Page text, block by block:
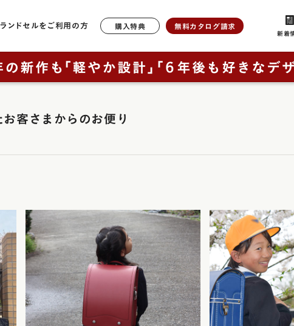
状や軽さで選ぶ
ューブ型
革（1,360g前後）
ードバン（1,480g前後）
モデルから選ぶ
ニュー・アンティーク
ブラウニー
リベルタ・クラシック
レイブラック
レイブラック・スペシャル
ラフィーネ
トゥインクル・ハート
フィオーレ・コスモス
ドセル選びのご案内
ランドセルをご利用の方
6年間無料修理・サポート
特典について
購入特典 無料カタログ請求
新着
年中さん向
覧
関連グッズ
鞄工房山本のランドセル
ランドセルヒストリー
背負いやすさ
防水性
美しさを生む伝統技法「コバ塗り」
6年間使える丈夫なつくり
よくあるご
採用につい
お客さまからのお便り